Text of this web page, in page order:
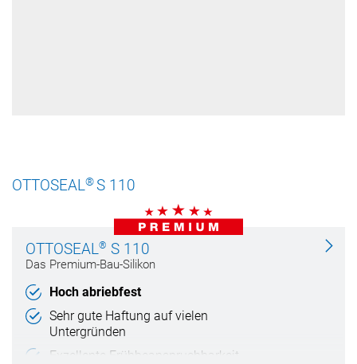
OTTOSEAL®S 110
OTTOSEAL® S 110
Das Premium-Bau-Silikon
Hoch abriebfest
Sehr gute Haftung auf vielen
Untergründen
Exzellente Frühbeanspruchbarkeit